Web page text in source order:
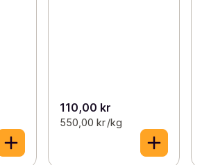
110,00 kr
550,00 kr /kg